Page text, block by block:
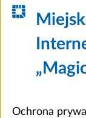
Ochrona